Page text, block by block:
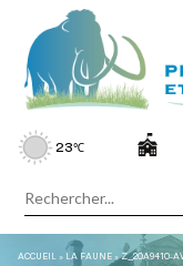
23℃
ACCUEIL » LA FAUNE »Z_20A9410-